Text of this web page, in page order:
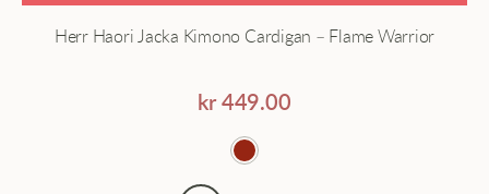
Klänning
Herr Haori Jacka Kimono Cardigan – Flame Warrior
kr 449.00